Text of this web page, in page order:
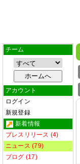
チーム
アカウント
ログイン
新規登録
新着情報
プレスリリース (4)
ニュース (79)
ブログ (17)